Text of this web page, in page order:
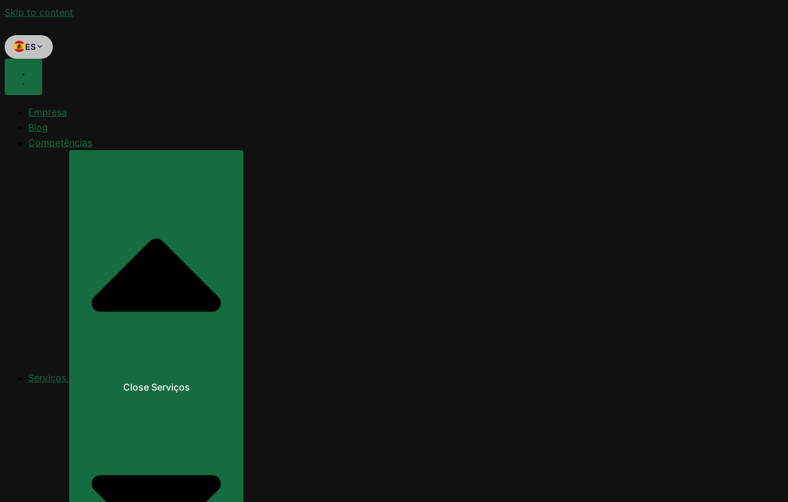
Skip to content
ES
Empresa
Blog
Competências
Serviços
Close Serviços